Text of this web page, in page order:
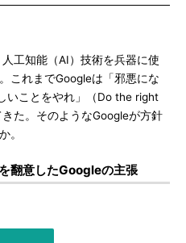
工知能（AI）技術を兵器に使
これまでGoogleは「邪悪にな
いことをやれ」（Do the right
た。そのようなGoogleが方針
。
翻意したGoogleの主張